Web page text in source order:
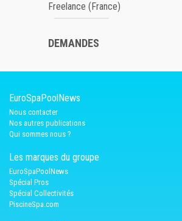
Freelance (France)
DEMANDES
EuroSpaPoolNews
Nous contacter
Nos autres publications
Qui sommes nous ?
Les marques du groupe
EuroSpaPoolNews
Spécial Pros
Spécial Collectivités
PiscineSpa.com